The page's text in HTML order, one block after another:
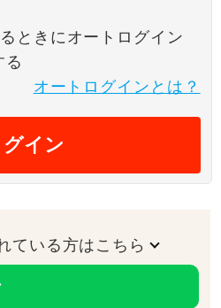
ときにオートログイン
る
オートログインとは？
グイン
ている方はこちら